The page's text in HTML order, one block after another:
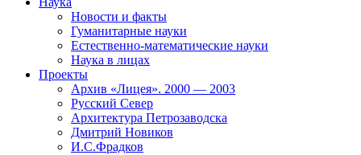
Новости и факты
Гуманитарные науки
Естественно-математические науки
Наука в лицах
Проекты
Архив «Лицея». 2000 — 2003
Русский Север
Архитектура Петрозаводска
Дмитрий Новиков
И.С.Фрадков